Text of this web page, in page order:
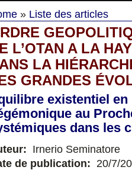
» Liste des articles
L’OTAN A LA
LA
GRANDES
existentiel
au
dans les
Irnerio Seminatore
de publication: 20/7/